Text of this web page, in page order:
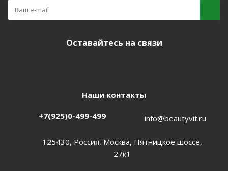
Оставайтесь на связи
Наши контакты
+7(925)0-499-499 info@beautyvit.ru
125430, Россия, Москва, Пятницкое шоссе,
27к1